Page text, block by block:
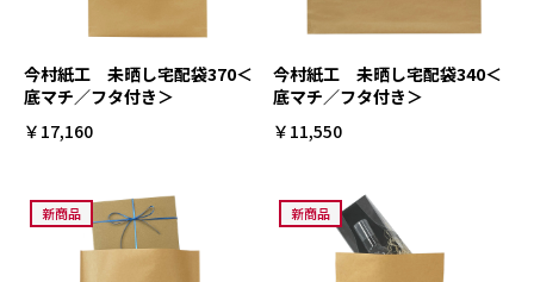
今村紙工 未晒し宅配袋370＜
底マチ／フタ付き＞
￥17,160
今村紙工 未晒し宅配袋340＜
底マチ／フタ付き＞
￥11,550
新商品 新商品